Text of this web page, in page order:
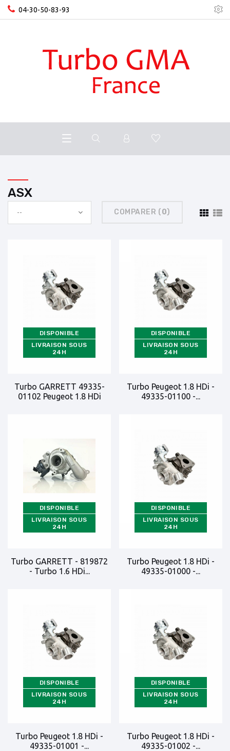
04-30-50-83-93
ASX
-- COMPARER (0)
DISPONIBLE
LIVRAISON SOUS
24H
Turbo GARRETT 49335-
01102 Peugeot 1.8 HDi
DISPONIBLE
LIVRAISON SOUS
24H
Turbo Peugeot 1.8 HDi -
49335-01100 -...
DISPONIBLE
LIVRAISON SOUS
24H
Turbo GARRETT - 819872
- Turbo 1.6 HDi...
DISPONIBLE
LIVRAISON SOUS
24H
Turbo Peugeot 1.8 HDi -
49335-01000 -...
DISPONIBLE
LIVRAISON SOUS
24H
Turbo Peugeot 1.8 HDi -
49335-01001 -...
DISPONIBLE
LIVRAISON SOUS
24H
Turbo Peugeot 1.8 HDi -
49335-01002 -...